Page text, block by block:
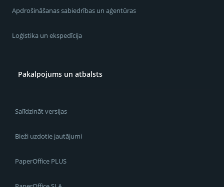
Apdrošināšanas sabiedrības un aģentūras
Loģistika un ekspedīcija
Pakalpojums un atbalsts
Salīdzināt versijas
Bieži uzdotie jautājumi
PaperOffice PLUS